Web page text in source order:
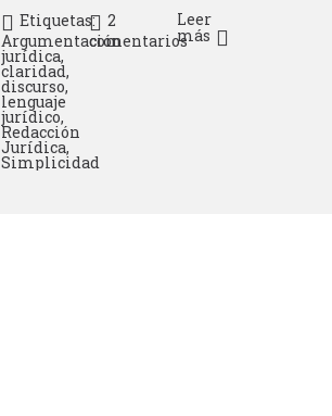
Etiquetas:
Argumentación
jurídica,
claridad,
discurso,
lenguaje
jurídico,
Redacción
Jurídica,
Simplicidad
2
comentarios
Leer
más